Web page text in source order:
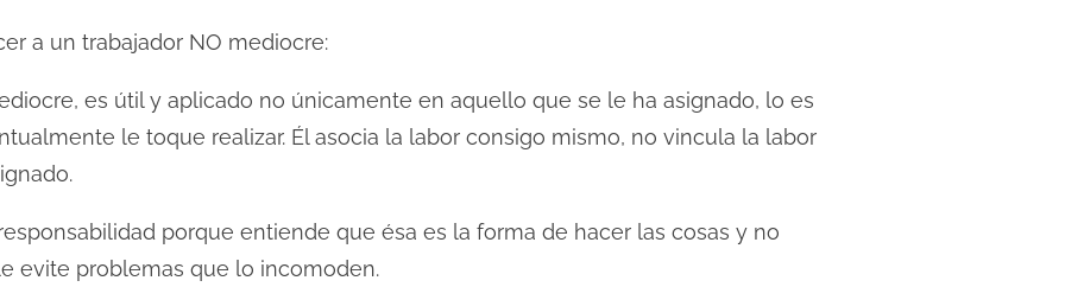
a un trabajador NO mediocre:
es útil y aplicado no únicamente en aquello que se le ha asignado, lo es
le toque realizar. Él asocia la labor consigo mismo, no vincula la labor
porque entiende que ésa es la forma de hacer las cosas y no
evite problemas que lo incomoden.